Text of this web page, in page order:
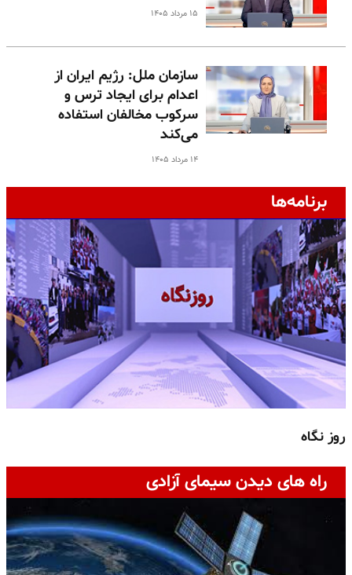
۱۵ مرداد ۱۴۰۵
سازمان ملل: رژیم ایران از
اعدام برای ایجاد ترس و
سرکوب مخالفان استفاده
می‌کند
۱۴ مرداد ۱۴۰۵
برنامه‌ها
روز نگاه
راه های دیدن سیمای آزادی